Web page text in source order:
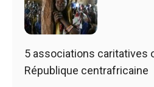
5 associations caritatives
République centrafricaine